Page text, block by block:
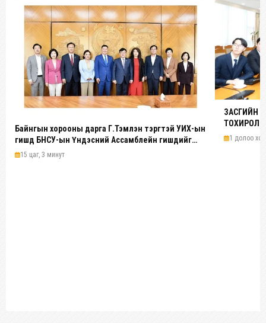
Байнгын хорооны дарга Г.Тэмүүлэн тэргүүтэй УИХ-ын
гишүүд БНСУ-ын Үндэсний Ассамблейн гишүүдийг
хүлээн авч уулзав
15 цаг, 3 минут
ЗАСГИЙН
1 долоо